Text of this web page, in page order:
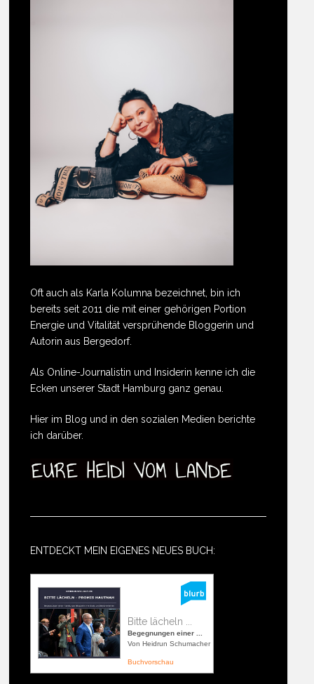
Oft auch als Karla Kolumna bezeichnet, bin ich
bereits seit 2011 die mit einer gehörigen Portion
Energie und Vitalität versprühende Bloggerin und
Autorin aus Bergedorf.
Als Online-Journalistin und Insiderin kenne ich die
Ecken unserer Stadt Hamburg ganz genau.
Hier im Blog und in den sozialen Medien berichte
ich darüber.
ENTDECKT MEIN EIGENES NEUES BUCH:
Bitte lächeln ...
Begegnungen einer ...
Von Heidrun Schumacher
Buchvorschau